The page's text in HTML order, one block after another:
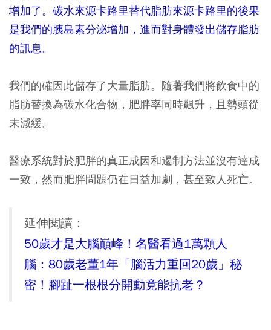
增加了。碳水來源卡路里替代脂肪來源卡路里的後果
是我們的胰島素分泌增加，進而對身體發出儲存脂肪
的訊息。
我們的確因此儲存了大量脂肪。隨著我們將飲食中的
脂肪替換為碳水化合物，肥胖率同時飆升，且勢頭從
未減緩。
醫療系統對於肥胖的真正成因和遏制方法並沒有達成
一致，然而肥胖問題仍在日益加劇，甚至致人死亡。
延伸閱讀：
50歲才是大腦巔峰！名醫看過1萬顆人
腦：80歲老董1年「腦活力重回20歲」秘
密！腳趾一根根分開動竟能抗老？